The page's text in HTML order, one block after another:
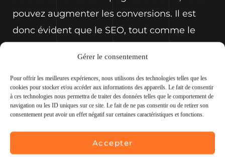
Gérer le consentement
Pour offrir les meilleures expériences, nous utilisons des technologies telles que les
cookies pour stocker et/ou accéder aux informations des appareils. Le fait de consentir
à ces technologies nous permettra de traiter des données telles que le comportement de
navigation ou les ID uniques sur ce site. Le fait de ne pas consentir ou de retirer son
consentement peut avoir un effet négatif sur certaines caractéristiques et fonctions.
Accepter
pouvez augmenter les conversions. Il est
donc évident que le SEO, tout comme le
Le temps nécessaire pour obtenir des
résultats SEO dépend de la concurrence sur
le mot clé et l’ancienneté du site. En
général, il faut compter 6 à 12 mois pour